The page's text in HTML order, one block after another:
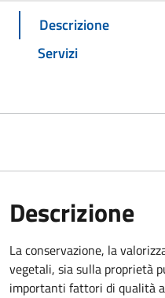
Descrizione
Servizi
Descrizione
La conservazione, la
vegetali, sia sulla proprietà
importanti fattori di qualità